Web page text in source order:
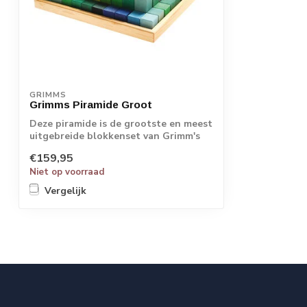
GRIMMS
Grimms Piramide Groot
Deze piramide is de grootste en meest
uitgebreide blokkenset van Grimm's
€159,95
Niet op voorraad
Vergelijk